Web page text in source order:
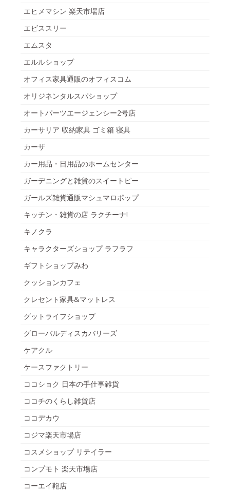
エヒメマシン 楽天市場店
エビススリー
エムスタ
エルルショップ
オフィス家具通販のオフィスコム
オリジネンタルスパショップ
オートパーツエージェンシー2号店
カーサリア 収納家具 ゴミ箱 寝具
カーザ
カー用品・日用品のホームセンター
ガーデニングと雑貨のスイートピー
ガールズ雑貨通販マシュマロポップ
キッチン・雑貨の店 ラクチーナ!
キノクラ
キャラクターズショップ ラフラフ
ギフトショップみわ
クッションカフェ
クレセント家具&マットレス
グットライフショップ
グローバルディスカバリーズ
ケアクル
ケースファクトリー
ココショク 日本の手仕事雑貨
ココチのくらし雑貨店
ココデカウ
コジマ楽天市場店
コスメショップ リテイラー
コンプモト 楽天市場店
コーエイ鞄店